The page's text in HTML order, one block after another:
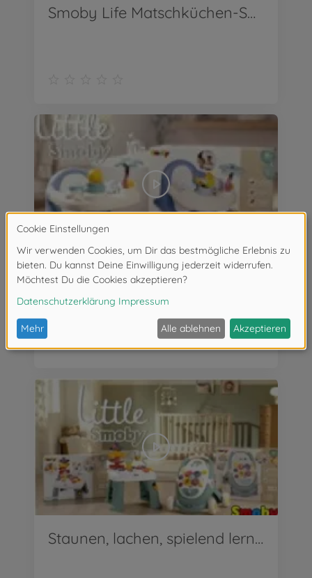
Smoby Life Matschküchen-Spielhaus
Little Smoby Baby-Badesitz
Staunen, lachen, spielend lernen – mit den Little Smoby-Babyspielzeugen